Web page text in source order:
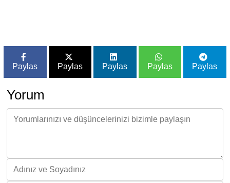
Paylas Paylas Paylas Paylas Paylas
Yorum